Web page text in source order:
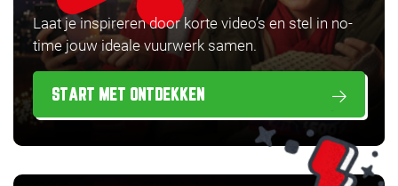
Laat je inspireren door korte video’s en stel in no-
time jouw ideale vuurwerk samen.
START MET ONTDEKKEN